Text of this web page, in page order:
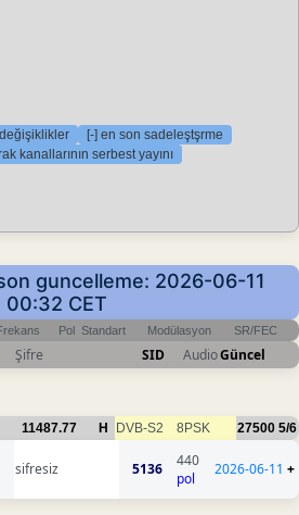
[-] en son sadeleştşrme
kanallarının serbest yayını
guncelleme: 2026-06-11
00:32 CET
Pol Standart Modülasyon SR/FEC
Şifre SID AudioGüncel
11487.77 H DVB-S2 8PSK 27500 5/6
sifresiz
5136
440
pol
2026-06-11 +